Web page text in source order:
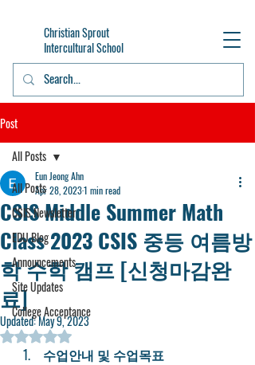
Christian Sprout
Intercultural School
Post
All Posts
CSIS Newsletter
EDU Blog
Announcements
Site Updates
College Acceptance
All Posts
CSIS Middle Summer Math
Class 2023 CSIS 중등 여름방
학 수학 캠프 [신청마감완
료]
Eun Jeong Ahn
Apr 28, 20231 min read
Updated:May 9, 2023
Rated NaN out of 5 stars.
수업안내 및 수업목표